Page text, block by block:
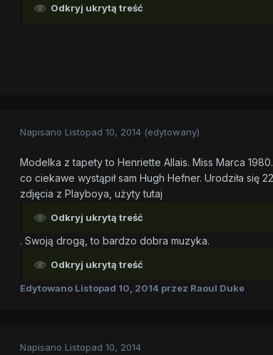
Odkryj ukrytą treść
Napisano Listopad 10, 2014 (edytowany)
Modelka z tapety to Henriette Allais. Miss Marca
co ciekawe wystąpił sam Hugh Hefner. Urodziła się
zdjęcia z Playboya, użyty tutaj
Odkryj ukrytą treść
. Swoją drogą, to bardzo dobra muzyka.
Odkryj ukrytą treść
Edytowano Listopad 10, 2014 przez Raoul Duke
Napisano Listopad 10, 2014